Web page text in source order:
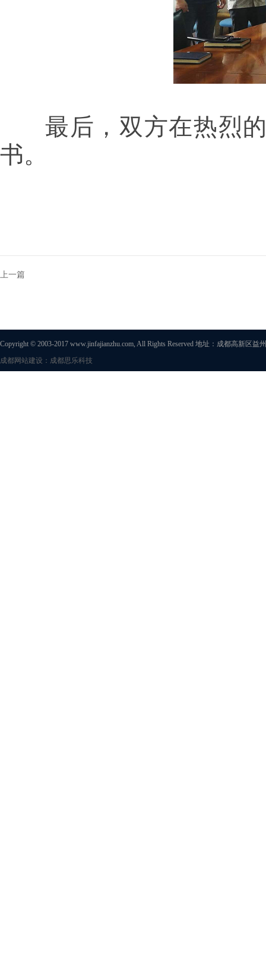
最后，双方在热烈
书。
上一篇
Copyright © 2003-2017 www.jinfajianzhu.com, All Rights Reserved 地址：成都高新区
成都网站建设：成都思乐科技